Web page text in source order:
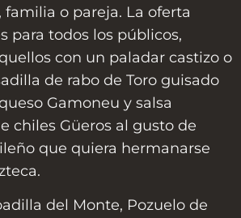
o pareja. La oferta
para todos los públicos,
con un paladar castizo o
de rabo de Toro guisado
Gamoneu y salsa
chiles Güeros al gusto de
que quiera hermanarse
del Monte, Pozuelo de